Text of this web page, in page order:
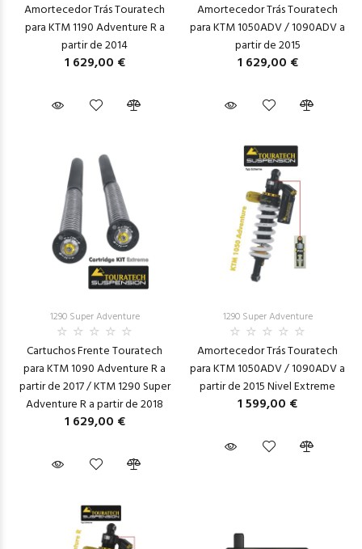
Amortecedor Trás Touratech
para KTM 1190 Adventure R a
partir de 2014
1 629,00 €
Amortecedor Trás Touratech
para KTM 1050ADV / 1090ADV a
partir de 2015
1 629,00 €
1290 Super Adventure
Cartuchos Frente Touratech
para KTM 1090 Adventure R a
partir de 2017 / KTM 1290 Super
Adventure R a partir de 2018
1 629,00 €
1290 Super Adventure
Amortecedor Trás Touratech
para KTM 1050ADV / 1090ADV a
partir de 2015 Nivel Extreme
1 599,00 €